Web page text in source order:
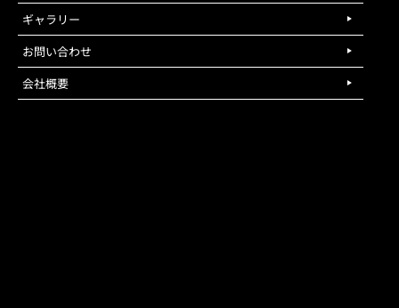
ギャラリー
お問い合わせ
会社概要